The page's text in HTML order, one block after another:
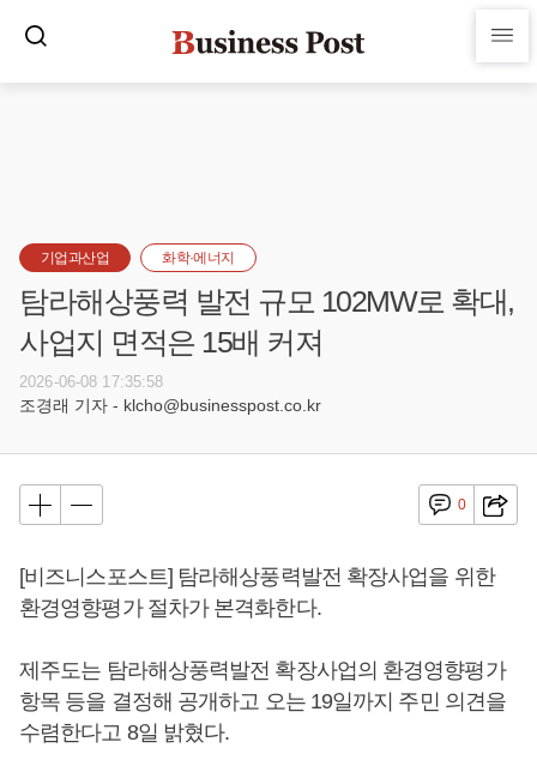
기업과산업 화학·에너지
탐라해상풍력 발전 규모 102MW로 확대,
사업지 면적은 15배 커져
2026-06-08 17:35:58
조경래 기자 - klcho@businesspost.co.kr
0
[비즈니스포스트] 탐라해상풍력발전 확장사업을 위한
환경영향평가 절차가 본격화한다.
제주도는 탐라해상풍력발전 확장사업의 환경영향평가
항목 등을 결정해 공개하고 오는 19일까지 주민 의견을
수렴한다고 8일 밝혔다.